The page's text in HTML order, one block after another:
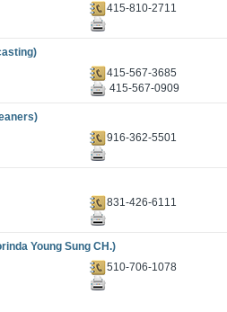
415-810-2711
415-567-3685
415-567-0909
916-362-5501
831-426-6111
Young Sung CH.)
510-706-1078